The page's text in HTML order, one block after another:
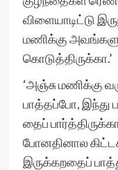
விளையாடிட்டு
மணிக்கு
கொடுத்திருக்கா.’
‘அஞ்சு மணிக்கு
பாத்தப்போ, இந்து
தைப்
போனதினால
இருக்கறதைப்